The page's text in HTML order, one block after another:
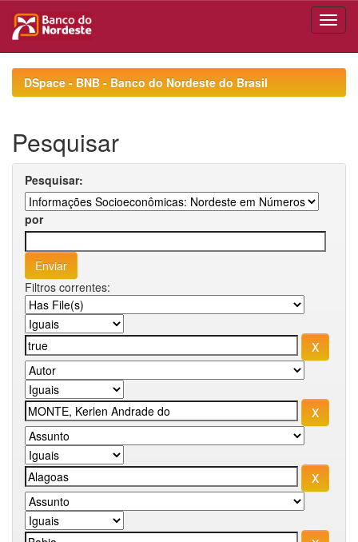
navigationDSpace - BNB - Banco do Nordeste do Brasil
Pesquisar
Pesquisar:
por
Filtros correntes: